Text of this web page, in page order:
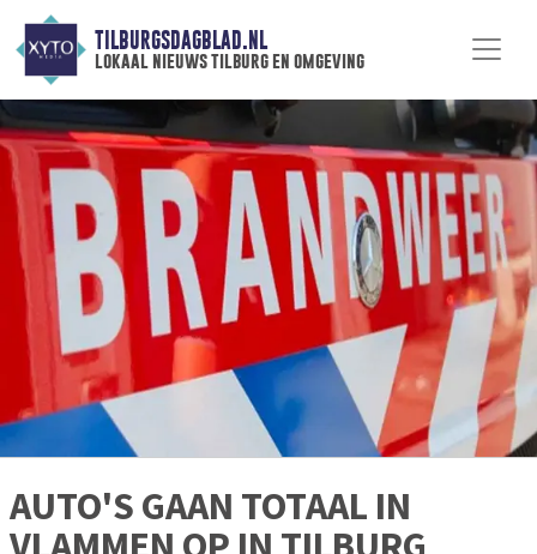
TILBURGSDAGBLAD.NL
lokaal nieuws tilburg en omgeving
AUTO'S GAAN TOTAAL IN